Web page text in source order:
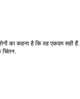
का कहना है कि वह एकदम सही हैं.
चिंतन.